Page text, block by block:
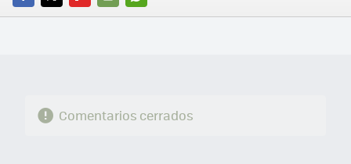
FACEBOOK
TWITTERFLIPBOARD
E-
WHATSAPP
Comentarios cerrados